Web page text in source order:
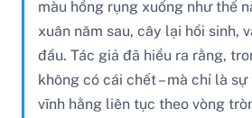
màu hồng rụng xuống như thế
xuân năm sau, cây lại hồi sinh,
đầu. Tác giả đã hiểu ra rằng,
không có cái chết – mà chỉ là
vĩnh hằng liên tục theo vòng